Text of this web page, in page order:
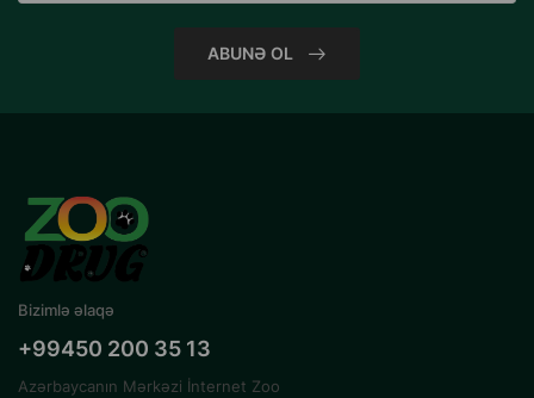
ABUNƏ OL
Bizimlə əlaqə
+99450 200 35 13
Azərbaycanın Mərkəzi İnternet Zoo